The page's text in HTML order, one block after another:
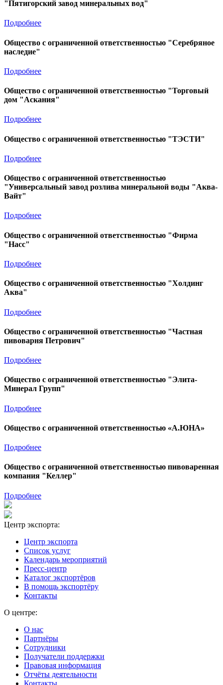
"Пятигорский завод минеральных вод"
Подробнее
Общество с ограниченной ответственностью "Серебряное
наследие"
Подробнее
Общество с ограниченной ответственностью "Торговый
дом "Аскания"
Подробнее
Общество с ограниченной ответственностью "ТЭСТИ"
Подробнее
Общество с ограниченной ответственностью
"Универсальный завод розлива минеральной воды "Аква-
Вайт"
Подробнее
Общество с ограниченной ответственностью "Фирма
"Насс"
Подробнее
Общество с ограниченной ответственностью "Холдинг
Аква"
Подробнее
Общество с ограниченной ответственностью "Частная
пивоварня Петрович"
Подробнее
Общество с ограниченной ответственностью "Элита-
Минерал Групп"
Подробнее
Общество с ограниченной ответственностью «А.ЮНА»
Подробнее
Общество с ограниченной ответственностью пивоваренная
компания "Келлер"
Подробнее
Центр экспорта:
Центр экспорта
Список услуг
Календарь мероприятий
Пресс-центр
Каталог экспортёров
В помощь экспортёру
Контакты
О центре:
О нас
Партнёры
Сотрудники
Получатели поддержки
Правовая информация
Отчёты деятельности
Контакты